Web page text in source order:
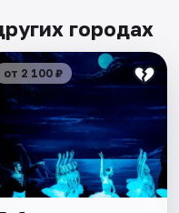
городах
от 2 100 ₽